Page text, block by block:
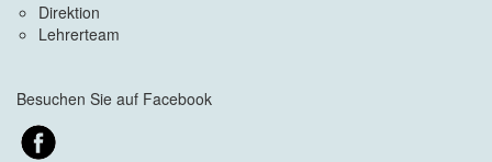
Direktion
Lehrerteam
Besuchen Sie auf Facebook